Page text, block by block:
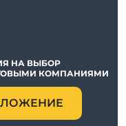
НА ВЫБОР
КОМПАНИЯМИ